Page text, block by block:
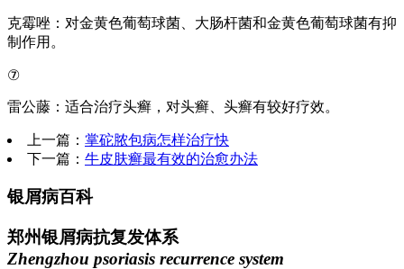
克霉唑：对金黄色葡萄球菌、大肠杆菌和金黄色葡萄球菌有抑
制作用。
⑦
雷公藤：适合治疗头癣，对头癣、头癣有较好疗效。
上一篇： 掌砣脓包病怎样治疗快
下一篇： 牛皮肤癣最有效的治愈办法
银屑病百科
郑州银屑病抗复发体系
Zhengzhou psoriasis recurrence system